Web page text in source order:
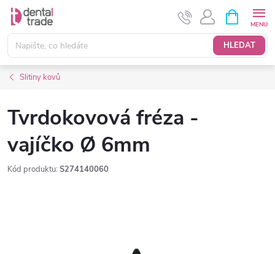
Přejít
obsah
HLEDAT
NÁKUPNÍ
KOŠÍK
Slitiny kovů
Tvrdokovová fréza -
vajíčko Ø 6mm
Kód produktu: S274140060